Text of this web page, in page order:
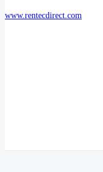
www.rentecdirect.com